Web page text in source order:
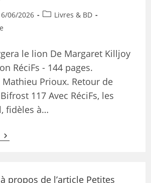
06/2026
Livres & BD
le lion De Margaret Killjoy
RéciFs - 144 pages.
Prioux. Retour de
117 Avec RéciFs, les
fidèles à…